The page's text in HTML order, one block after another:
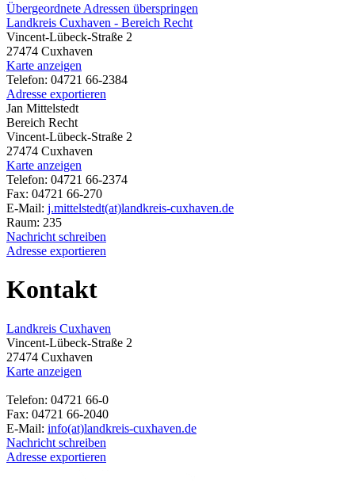
Übergeordnete Adressen überspringen
Landkreis Cuxhaven - Bereich Recht
Vincent-Lübeck-Straße 2
27474 Cuxhaven
Karte anzeigen
Telefon: 04721 66-2384
Adresse exportieren
Jan Mittelstedt
Bereich Recht
Vincent-Lübeck-Straße 2
27474 Cuxhaven
Karte anzeigen
Telefon: 04721 66-2374
Fax: 04721 66-270
E-Mail: j.mittelstedt(at)landkreis-cuxhaven.de
Raum: 235
Nachricht schreiben
Adresse exportieren
Kontakt
Landkreis Cuxhaven
Vincent-Lübeck-Straße 2
27474 Cuxhaven
Karte anzeigen
Telefon: 04721 66-0
Fax: 04721 66-2040
E-Mail: info(at)landkreis-cuxhaven.de
Nachricht schreiben
Adresse exportieren